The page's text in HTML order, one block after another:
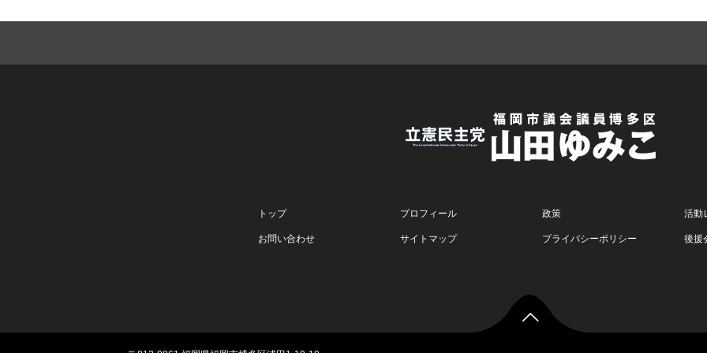
トップ
お問い合わせ
プロフィール
サイトマップ
政策
プライバシーポリシー
活動
後援
